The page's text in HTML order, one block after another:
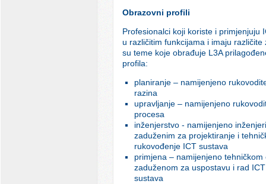
Obrazovni profili
Profesionalci koji koriste i primjenjuju
u različitim funkcijama i imaju različite
su teme koje obrađuje L3A
profila:
planiranje – namijenjeno
razina
upravljanje – namijenjeno
procesa
inženjerstvo - namijenjeno
zaduženim za projektiranje i
rukovođenje ICT sustava
primjena – namijenjeno tehničkom
zaduženom za uspostavu i rad
sustava